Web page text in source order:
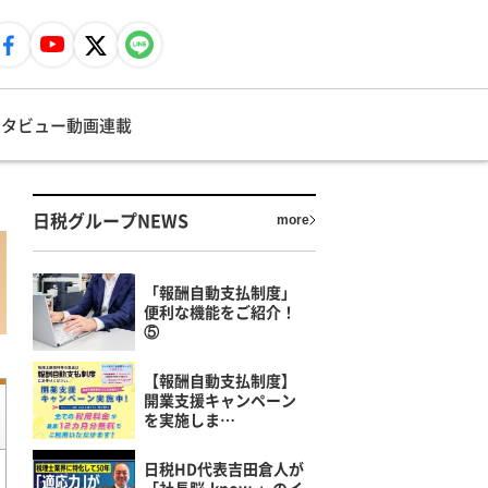
ビュー動画連載
日税グループNEWS more
「報酬自動支払制度」
便利な機能をご紹介！
⑤
【報酬自動支払制度】
開業支援キャンペーン
を実施しま…
日税HD代表吉田倉人が